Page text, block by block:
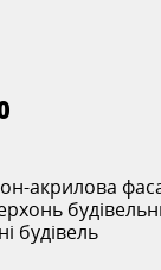
акрилова
будівель